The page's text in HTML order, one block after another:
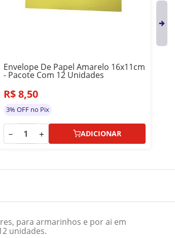
Envelope De Papel Amarelo 16x11cm
- Pacote Com 12 Unidades
R$8,50
3% OFF no Pix
－ ＋ ADICIONAR
para armarinhos e por ai em
unidades.